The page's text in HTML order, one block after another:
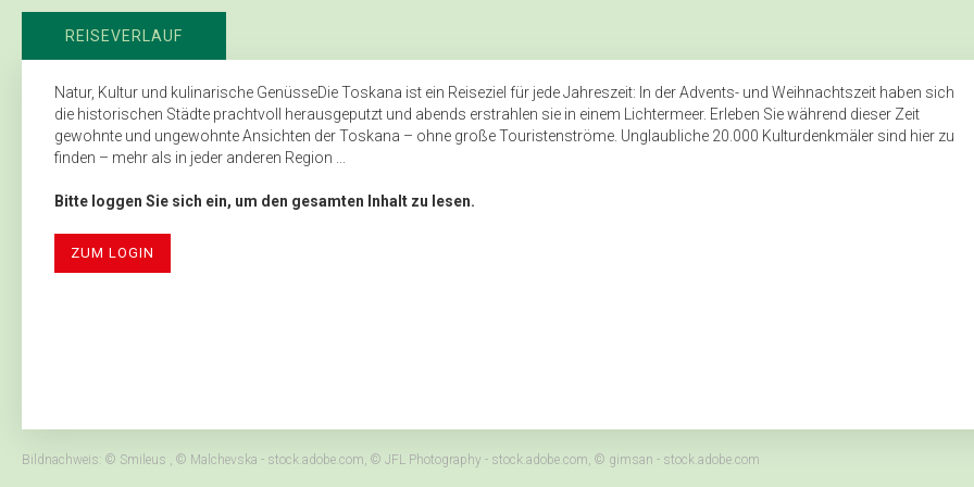
REISEVERLAUF
Natur, Kultur und kulinarische GenüsseDie Toskana ist ein Reiseziel für jede Jahreszeit: In der Advents- und Weihnachtszeit haben sich
die historischen Städte prachtvoll herausgeputzt und abends erstrahlen sie in einem Lichtermeer. Erleben Sie während dieser Zeit
gewohnte und ungewohnte Ansichten der Toskana – ohne große Touristenströme. Unglaubliche 20.000 Kulturdenkmäler sind hier zu
finden – mehr als in jeder anderen Region ...
Bitte loggen Sie sich ein, um den gesamten Inhalt zu lesen.
ZUM LOGIN
Bildnachweis: © Smileus , © Malchevska - stock.adobe.com, © JFL Photography - stock.adobe.com, © gimsan - stock.adobe.com